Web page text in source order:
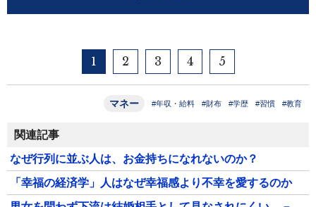
1 2 3 4 5
マネー #年収・給料 #財布 #学歴 #習慣 #教育
関連記事
なぜ行列に並ぶ人は、お金持ちになれないのか？
「幸福の経済学」人はなぜ幸福感より不幸を愛するのか